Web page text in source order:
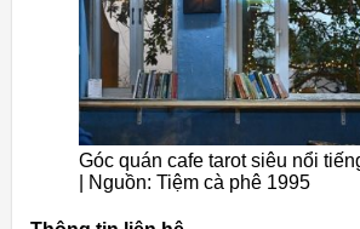
Góc quán cafe tarot siêu nổi
| Nguồn: Tiệm cà phê 1995